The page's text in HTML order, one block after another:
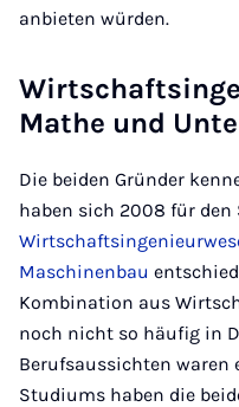
anbieten würden.
Mathe und
Die beiden Gründer
haben sich 2008 für den
Maschinenbau
Kombination aus
noch nicht so häufig in
Berufsaussichten waren
Studiums haben die